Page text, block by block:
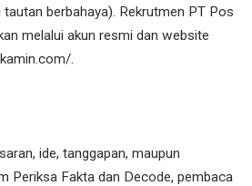
berbahaya). Rekrutmen PT Pos
melalui akun resmi dan website
.
ide, tanggapan, maupun
Periksa Fakta dan Decode, pembaca